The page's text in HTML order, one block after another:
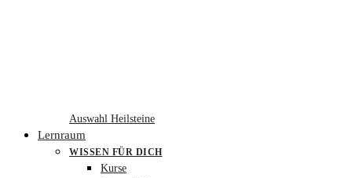
Auswahl Heilsteine
Lernraum
WISSEN FÜR DICH
Kurse